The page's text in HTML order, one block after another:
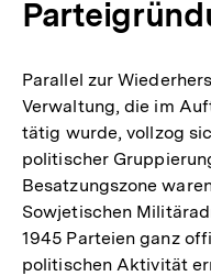
Parallel zur
Verwaltung, die im
tätig wurde, vollzog
politischer
Besatzungszone
Sowjetischen
1945 Parteien ganz
politischen Aktivität